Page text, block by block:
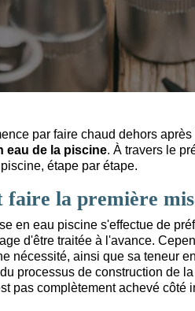
par faire chaud dehors
eau de la piscine. À travers le
étape par étape.
faire la première
en eau piscine s'effectue de
d'être traitée à l'avance.
nécessité, ainsi que sa teneur
processus de construction de
pas complètement achevé